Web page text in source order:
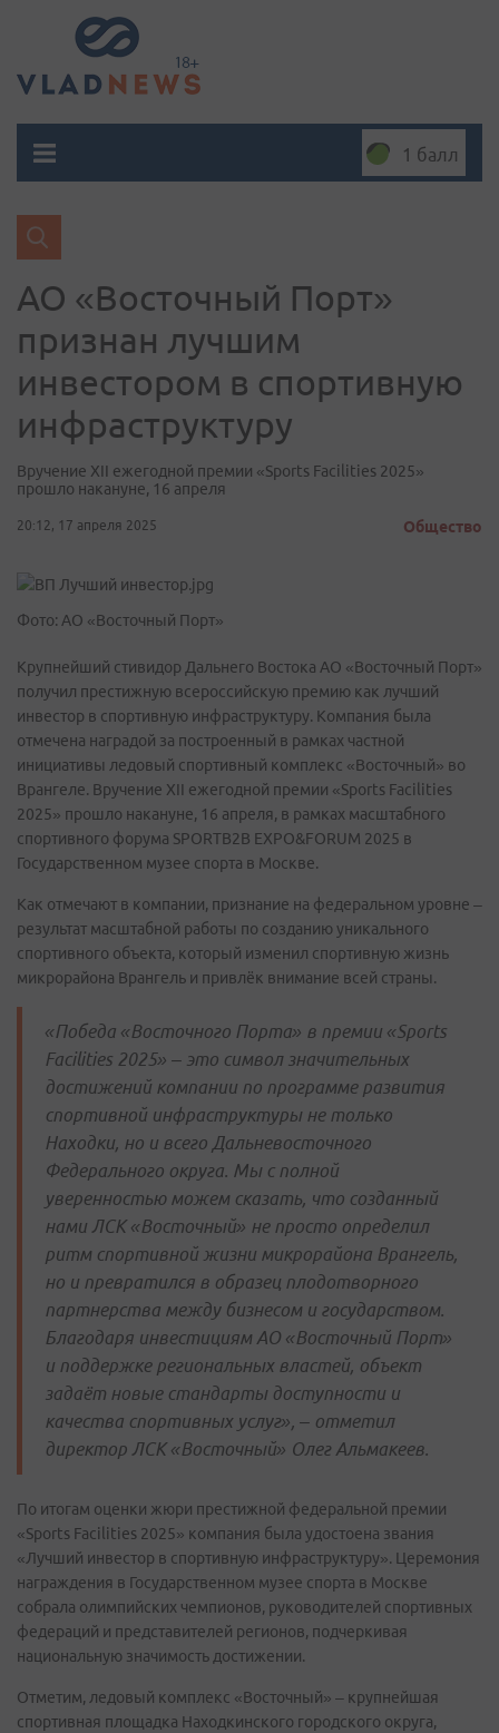
1 балл
АО «Восточный Порт»
признан лучшим
инвестором в спортивную
инфраструктуру
Вручение XII ежегодной премии «Sports Facilities 2025»
прошло накануне, 16 апреля
20:12, 17 апреля 2025 Общество
Фото: АО «Восточный Порт»
Крупнейший стивидор Дальнего Востока АО «Восточный Порт»
получил престижную всероссийскую премию как лучший
инвестор в спортивную инфраструктуру. Компания была
отмечена наградой за построенный в рамках частной
инициативы ледовый спортивный комплекс «Восточный» во
Врангеле. Вручение XII ежегодной премии «Sports Facilities
2025» прошло накануне, 16 апреля, в рамках масштабного
спортивного форума SPORTB2B EXPO&FORUM 2025 в
Государственном музее спорта в Москве.
Как отмечают в компании, признание на федеральном уровне –
результат масштабной работы по созданию уникального
спортивного объекта, который изменил спортивную жизнь
микрорайона Врангель и привлёк внимание всей страны.
«Победа «Восточного Порта» в премии «Sports
Facilities 2025» – это символ значительных
достижений компании по программе развития
спортивной инфраструктуры не только
Находки, но и всего Дальневосточного
Федерального округа. Мы с полной
уверенностью можем сказать, что созданный
нами ЛСК «Восточный» не просто определил
ритм спортивной жизни микрорайона Врангель,
но и превратился в образец плодотворного
партнерства между бизнесом и государством.
Благодаря инвестициям АО «Восточный Порт»
и поддержке региональных властей, объект
задаёт новые стандарты доступности и
качества спортивных услуг», – отметил
директор ЛСК «Восточный» Олег Альмакеев.
По итогам оценки жюри престижной федеральной премии
«Sports Facilities 2025» компания была удостоена звания
«Лучший инвестор в спортивную инфраструктуру». Церемония
награждения в Государственном музее спорта в Москве
собрала олимпийских чемпионов, руководителей спортивных
федераций и представителей регионов, подчеркивая
национальную значимость достижении.
Отметим, ледовый комплекс «Восточный» – крупнейшая
спортивная площадка Находкинского городского округа,